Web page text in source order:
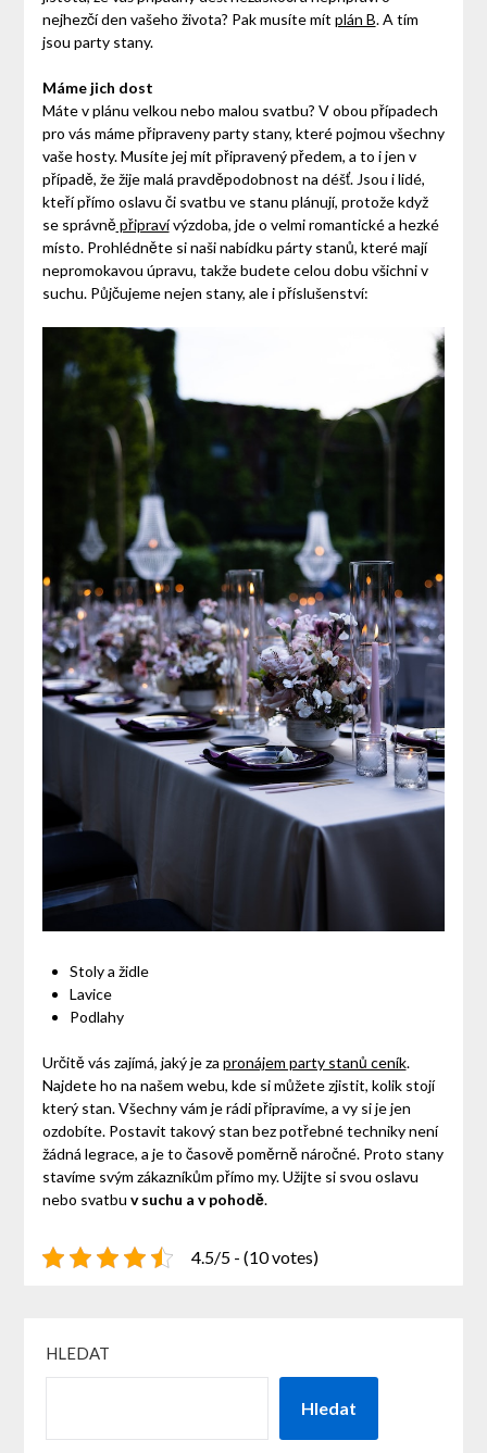
nejhezčí den vašeho života? Pak musíte mít plán B. A tím
jsou party stany.
Máme jich dost
Máte v plánu velkou nebo malou svatbu? V obou případech
pro vás máme připraveny party stany, které pojmou všechny
vaše hosty. Musíte jej mít připravený předem, a to i jen v
případě, že žije malá pravděpodobnost na déšť. Jsou i lidé,
kteří přímo oslavu či svatbu ve stanu plánují, protože když
se správněpřipravívýzdoba, jde o velmi romantické a hezké
místo. Prohlédněte si naši nabídku párty stanů, které mají
nepromokavou úpravu, takže budete celou dobu všichni v
suchu. Půjčujeme nejen stany, ale i příslušenství:
Stoly a židle
Lavice
Podlahy
Určitě vás zajímá, jaký je za pronájem party stanů ceník.
Najdete ho na našem webu, kde si můžete zjistit, kolik stojí
který stan. Všechny vám je rádi připravíme, a vy si je jen
ozdobíte. Postavit takový stan bez potřebné techniky není
žádná legrace, a je to časově poměrně náročné. Proto stany
stavíme svým zákazníkům přímo my. Užijte si svou oslavu
nebo svatbu v suchu a v pohodě.
4.5/5 - (10 votes)
HLEDAT
Hledat